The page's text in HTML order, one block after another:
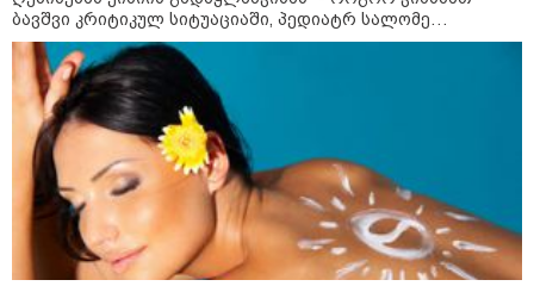
23:15 / 07-08-2026
გამოაქვეყნა
22:30 / 07-08-2026
ინტერნეტში ამაღელვებელი
კადრები ვრცელდება - როგორ
გადაარჩინა 56 წლის კაცმა
ბავშვები აბობოქრებულ ზღვაში
ბავშვი კრიტიკულ სიტუაციაში, პედიატრ სალომე
ახვლედიანის რჩევები